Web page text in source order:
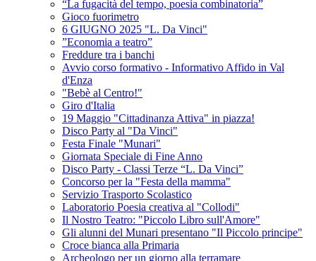
“La fugacità del tempo, poesia combinatoria”
Gioco fuorimetro
6 GIUGNO 2025 "L. Da Vinci"
”Economia a teatro”
Freddure tra i banchi
Avvio corso formativo - Informativo Affido in Val
d'Enza
"Bebè al Centro!"
Giro d'Italia
19 Maggio "Cittadinanza Attiva" in piazza!
Disco Party al "Da Vinci"
Festa Finale "Munari"
Giornata Speciale di Fine Anno
Disco Party - Classi Terze “L. Da Vinci”
Concorso per la "Festa della mamma"
Servizio Trasporto Scolastico
Laboratorio Poesia creativa al "Collodi"
Il Nostro Teatro: "Piccolo Libro sull'Amore"
Gli alunni del Munari presentano "Il Piccolo principe"
Croce bianca alla Primaria
Archeologo per un giorno alla terramare